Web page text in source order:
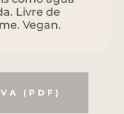
Livre de
Vegan.
(PDF)